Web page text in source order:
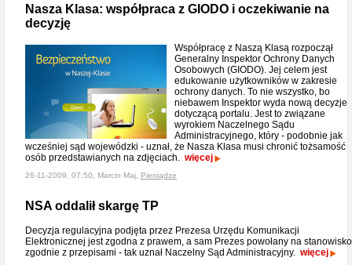
Nasza Klasa: współpraca z GIODO i oczekiwanie na
decyzję
Współpracę z Naszą Klasą rozpoczął
Generalny Inspektor Ochrony Danych
Osobowych (GIODO). Jej celem jest
edukowanie użytkowników w zakresie
ochrony danych. To nie wszystko, bo
niebawem Inspektor wyda nową decyzje
dotyczącą portalu. Jest to związane
wyrokiem Naczelnego Sądu
Administracyjnego, który - podobnie jak
wcześniej sąd wojewódzki - uznał, że Nasza Klasa musi chronić tożsamość
osób przedstawianych na zdjęciach. więcej
26-11-2009, 07:50, Marcin Maj, Pieniądze
NSA oddalił skargę TP
Decyzja regulacyjna podjęta przez Prezesa Urzędu Komunikacji
Elektronicznej jest zgodna z prawem, a sam Prezes powołany na stanowisko
zgodnie z przepisami - tak uznał Naczelny Sąd Administracyjny. więcej